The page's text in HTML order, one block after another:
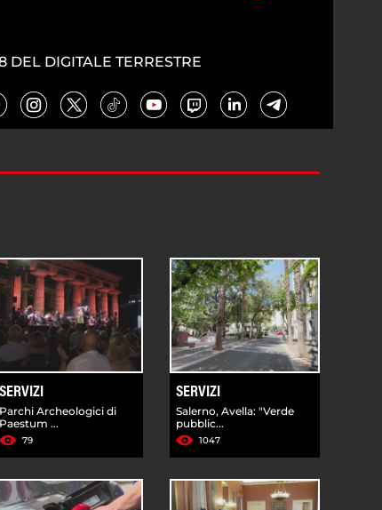
DEL DIGITALE TERRESTRE
SERVIZI
Parchi Archeologici di
Paestum ...
79
SERVIZI
Salerno, Avella: "Verde
pubblic...
1047